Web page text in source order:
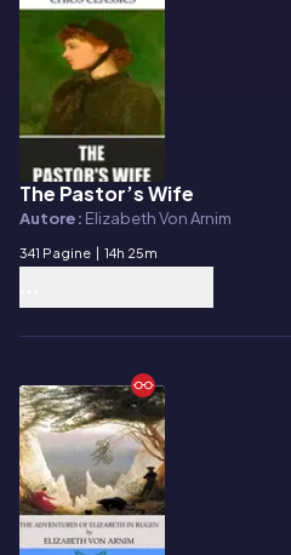
E-book
The Pastor’s Wife
Autore: Elizabeth Von Arnim
341 Pagine | 14h 25m